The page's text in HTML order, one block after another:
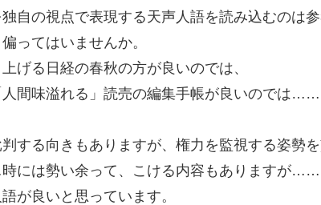
自の視点で表現する天声人語を読み込むのは参
ってはいませんか。
げる日経の春秋の方が良いのでは、
人間味溢れる」読売の編集手帳が良いのでは……
する向きもありますが、権力を監視する姿勢を
には勢い余って、こける内容もありますが……
が良いと思っています。